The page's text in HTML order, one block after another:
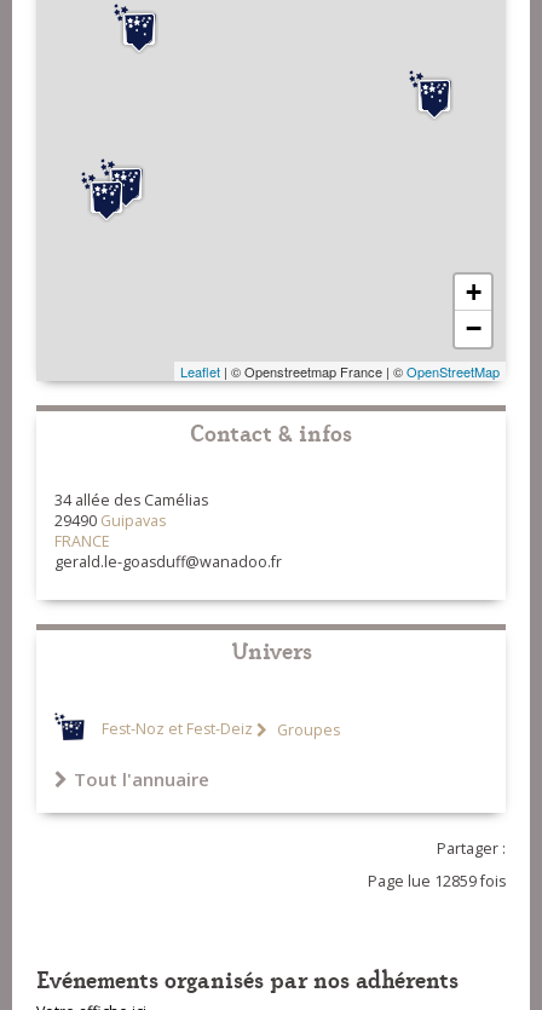
+
−
Leaflet | © Openstreetmap France | ©OpenStreetMap
Contact & infos
34 allée des Camélias
29490 Guipavas
FRANCE
gerald.le-goasduff@wanadoo.fr
Univers
Fest-Noz et Fest-Deiz Groupes
Tout l'annuaire
Partager :
Page lue 12859 fois
Evénements organisés par nos adhérents